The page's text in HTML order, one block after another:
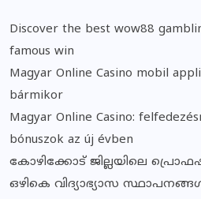
Discover the best wow88
famous win
Magyar Online Casino mobil
bármikor
Magyar Online Casino:
bónuszok az új évben
കോഴിക്കോട് ജില്ലയിലെ
ഒഴികെ വിദ്യാഭ്യാസ